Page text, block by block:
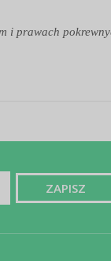
i prawach